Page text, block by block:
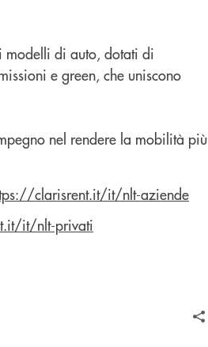
modelli di auto, dotati di
e green, che uniscono
nel rendere la mobilità più
clarisrent.it/it/nlt-aziende
it/nlt-privati